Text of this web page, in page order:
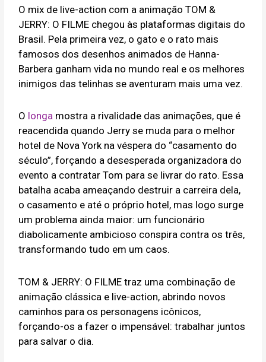
O mix de live-action com a animação TOM &
JERRY: O FILME chegou às plataformas digitais do
Brasil. Pela primeira vez, o gato e o rato mais
famosos dos desenhos animados de Hanna-
Barbera ganham vida no mundo real e os melhores
inimigos das telinhas se aventuram mais uma vez.
O longa mostra a rivalidade das animações, que é
reacendida quando Jerry se muda para o melhor
hotel de Nova York na véspera do “casamento do
século”, forçando a desesperada organizadora do
evento a contratar Tom para se livrar do rato. Essa
batalha acaba ameaçando destruir a carreira dela,
o casamento e até o próprio hotel, mas logo surge
um problema ainda maior: um funcionário
diabolicamente ambicioso conspira contra os três,
transformando tudo em um caos.
TOM & JERRY: O FILME traz uma combinação de
animação clássica e live-action, abrindo novos
caminhos para os personagens icônicos,
forçando-os a fazer o impensável: trabalhar juntos
para salvar o dia.